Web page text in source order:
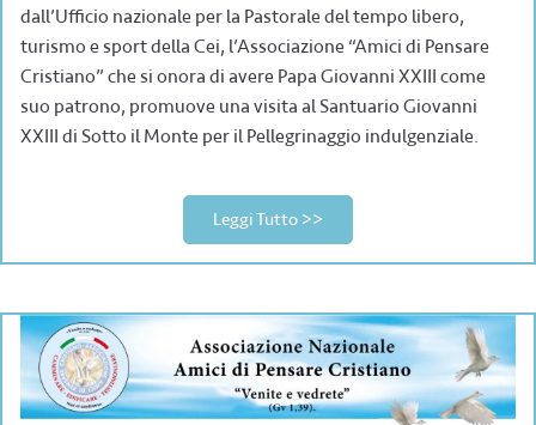
dall’Ufficio nazionale per la Pastorale del tempo libero,
turismo e sport della Cei, l’Associazione “Amici di Pensare
Cristiano” che si onora di avere Papa Giovanni XXIII come
suo patrono, promuove una visita al Santuario Giovanni
XXIII di Sotto il Monte per il Pellegrinaggio indulgenziale.
Leggi Tutto >>